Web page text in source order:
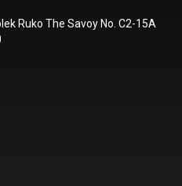
Ruko The Savoy No. C2-15A